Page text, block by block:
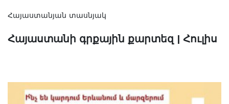
Հայաստանյան տասնյակ
Հայաստանի գրքային քարտեզ | Հուլիս